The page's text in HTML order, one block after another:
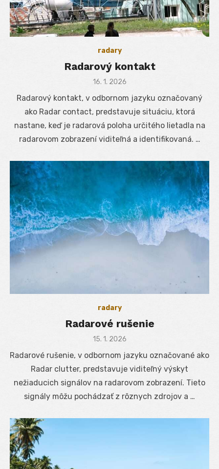
radary
Radarový kontakt
Posted
16. 1. 2026
Radarový kontakt, v odbornom jazyku označovaný
ako Radar contact, predstavuje situáciu, ktorá
nastane, keď je radarová poloha určitého lietadla na
radarovom zobrazení viditeľná a identifikovaná. …
radary
Radarové rušenie
Posted
15. 1. 2026
Radarové rušenie, v odbornom jazyku označované ako
Radar clutter, predstavuje viditeľný výskyt
nežiaducich signálov na radarovom zobrazení. Tieto
signály môžu pochádzať z rôznych zdrojov a …